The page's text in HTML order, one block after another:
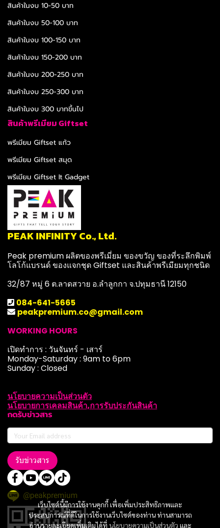
เว็บไซต์นี้มีการใช้งานคุกกี้ เพื่อเพิ่มประสิทธิภาพและ
ประสบการณ์ที่ดีในการใช้งานเว็บไซต์ของท่าน ท่านสามารถ
อ่านรายละเอียดเพิ่มเติมได้ที่ นโยบายความเป็นส่วนตัว และ
สินค้าในงบ 10-50 บาท
สินค้าในงบ 50-100 บาท
สินค้าในงบ 100-150 บาท
สินค้าในงบ 150-200 บาท
สินค้าในงบ 200-250 บาท
สินค้าในงบ 250-300 บาท
สินค้าในงบ 300 บาทขึ้นไป
สินค้าพรีเมียม Giftset
พรีเมียม Giftset แก้ว
พรีเมียม Giftset สมุด
พรีเมียม Giftset It Gadget
PEAK INFINITY Co., Ltd.
Peak premium ผลิตของพรีเมี่ยม ของขวัญ ของที่ระลึกพิมพ์
โลโก้แบรนด์ ของแจกชุด Giftset และสินค้าพรีเมียมทุกชนิด
32/87 หมู่ 6 ต.ลาดสวาย อ.ลำลูกกา จ.ปทุมธานี 12150
084-641-5665
peakpremium.co@gmail.com
WORKING HOURS
เปิดทำการ : วันจันทร์ - เสาร์
Monday-Saturday : 9am to 6pm
Sunday : Closed
นโยบายความเป็นส่วนตัว
นโยบายการเคลมสินค้า,การรับประกันสินค้า
กดรับข่าวสาร
รับข่าวสาร
@peakpremium